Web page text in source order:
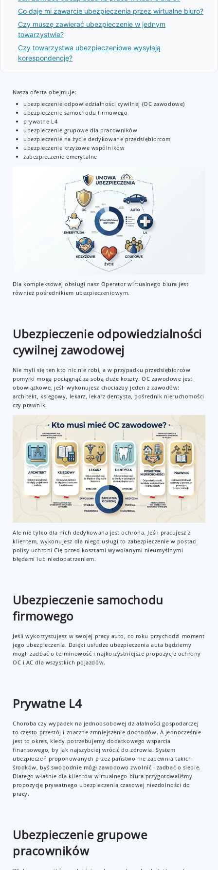
Co daje mi zawarcie ubezpieczenia przez wirtualne biuro?
Czy muszę zawierać ubezpieczenie w jednym
towarzystwie?
Czy towarzystwa ubezpieczeniowe wysyłają
korespondencję?
Nasza oferta obejmuje:
ubezpieczenie odpowiedzialności cywilnej (OC zawodowe)
ubezpieczenie samochodu firmowego
prywatne L4
ubezpieczenie grupowe dla pracowników
ubezpieczenie na życie dedykowane przedsiębiorcom
ubezpieczenie krzyżowe wspólników
zabezpieczenie emerytalne
Dla kompleksowej obsługi nasz Operator wirtualnego biura jest
również pośrednikiem ubezpieczeniowym.
Ubezpieczenie odpowiedzialności
cywilnej zawodowej
Nie myli się ten kto nic nie robi, a w przypadku przedsiębiorców
pomyłki mogą pociągnąć za sobą duże koszty. OC zawodowe jest
obowiązkowe, jeśli wykonujesz chociażby jeden z zawodów:
architekt, księgowy, lekarz, lekarz dentysta, pośrednik nieruchomości
czy prawnik.
Ale nie tylko dla nich dedykowana jest ochrona. Jeśli pracujesz z
klientem, wykonujesz dla niego usługi to zabezpieczenie w postaci
polisy uchroni Cię przed kosztami wywołanymi nieumyślnymi
błędami lub niedopatrzeniem.
Ubezpieczenie samochodu
firmowego
Jeśli wykorzystujesz w swojej pracy auto, co roku przychodzi moment
jego ubezpieczenia. Dzięki usłudze ubezpieczenia auta będziemy
mogli zadbać o terminowość i najkorzystniejsze propozycje ochrony
OC i AC dla wszystkich pojazdów.
Prywatne L4
Choroba czy wypadek na jednoosobowej działalności gospodarczej
to często przestój i znaczne zmniejszenie dochodów. A jednocześnie
jest to okres, kiedy potrzebujemy dodatkowego wsparcia
finansowego, by jak najszybciej wrócić do zdrowia. System
ubezpieczeń proponowanych przez państwo nie zapewnia takich
środków, byś swobodnie mógł zawodowo zwolnić i zadbać o siebie.
Dlatego właśnie dla klientów wirtualnego biura przygotowaliśmy
propozycję prywatnego ubezpieczenia czasowej niezdolności do
pracy.
Ubezpieczenie grupowe
pracowników